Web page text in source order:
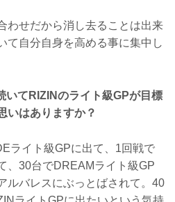
わせだから消し去ることは出来
て自分自身を高める事に集中し
いてRIZINのライト級GPが目標
いはありますか？
ライト級GPに出て、1回戦で
、30台でDREAMライト級GP
ルバレスにぶっとばされて。40